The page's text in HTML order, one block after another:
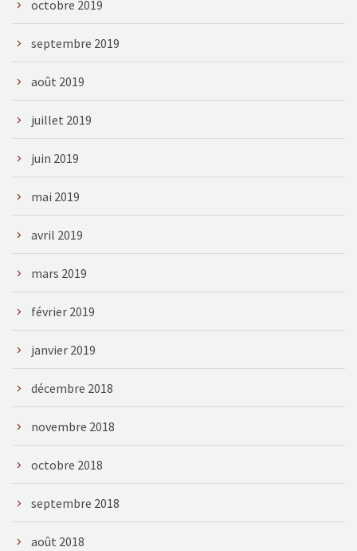
octobre 2019
septembre 2019
août 2019
juillet 2019
juin 2019
mai 2019
avril 2019
mars 2019
février 2019
janvier 2019
décembre 2018
novembre 2018
octobre 2018
septembre 2018
août 2018